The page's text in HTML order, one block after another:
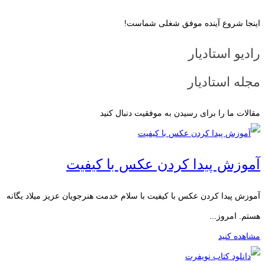
اینجا شروع آینده موفق شغلی شماست!
رادیو استادیار
مجله استادیار
مقالات ما را برای رسیدن به موفقیت دنبال کنید
آموزش پیدا کردن عکس با کیفیت
آموزش پیدا کردن عکس با کیفیت با سلام خدمت هنرجویان عزیز میلاد یگانه
هستم. امروز...
مشاهده کنید